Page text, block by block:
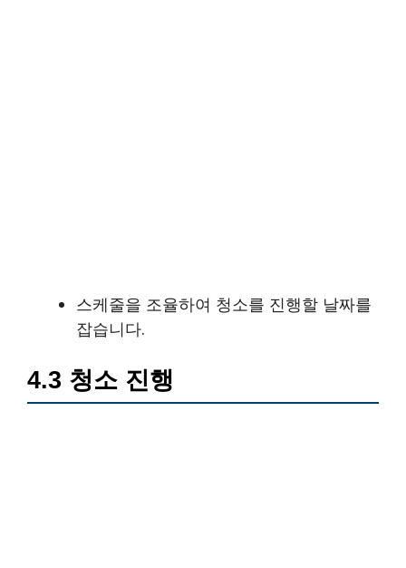
스케줄을 조율하여 청소를 진행할 날짜를
잡습니다.
4.3 청소 진행